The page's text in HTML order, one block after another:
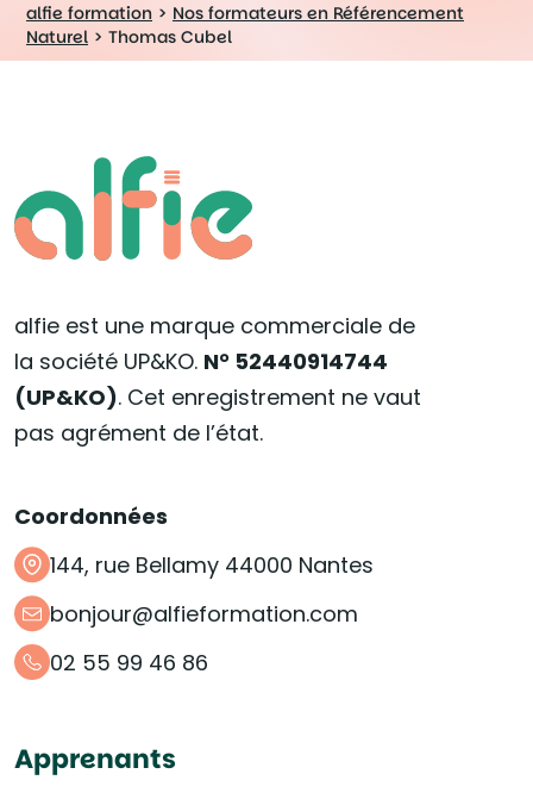
alfie formation > Nos formateurs en Référencement
Naturel > Thomas Cubel
alfie est une marque commerciale de
la société UP&KO. N° 52440914744
(UP&KO). Cet enregistrement ne vaut
pas agrément de l’état.
Coordonnées
144, rue Bellamy 44000 Nantes
bonjour@alfieformation.com
02 55 99 46 86
Apprenants